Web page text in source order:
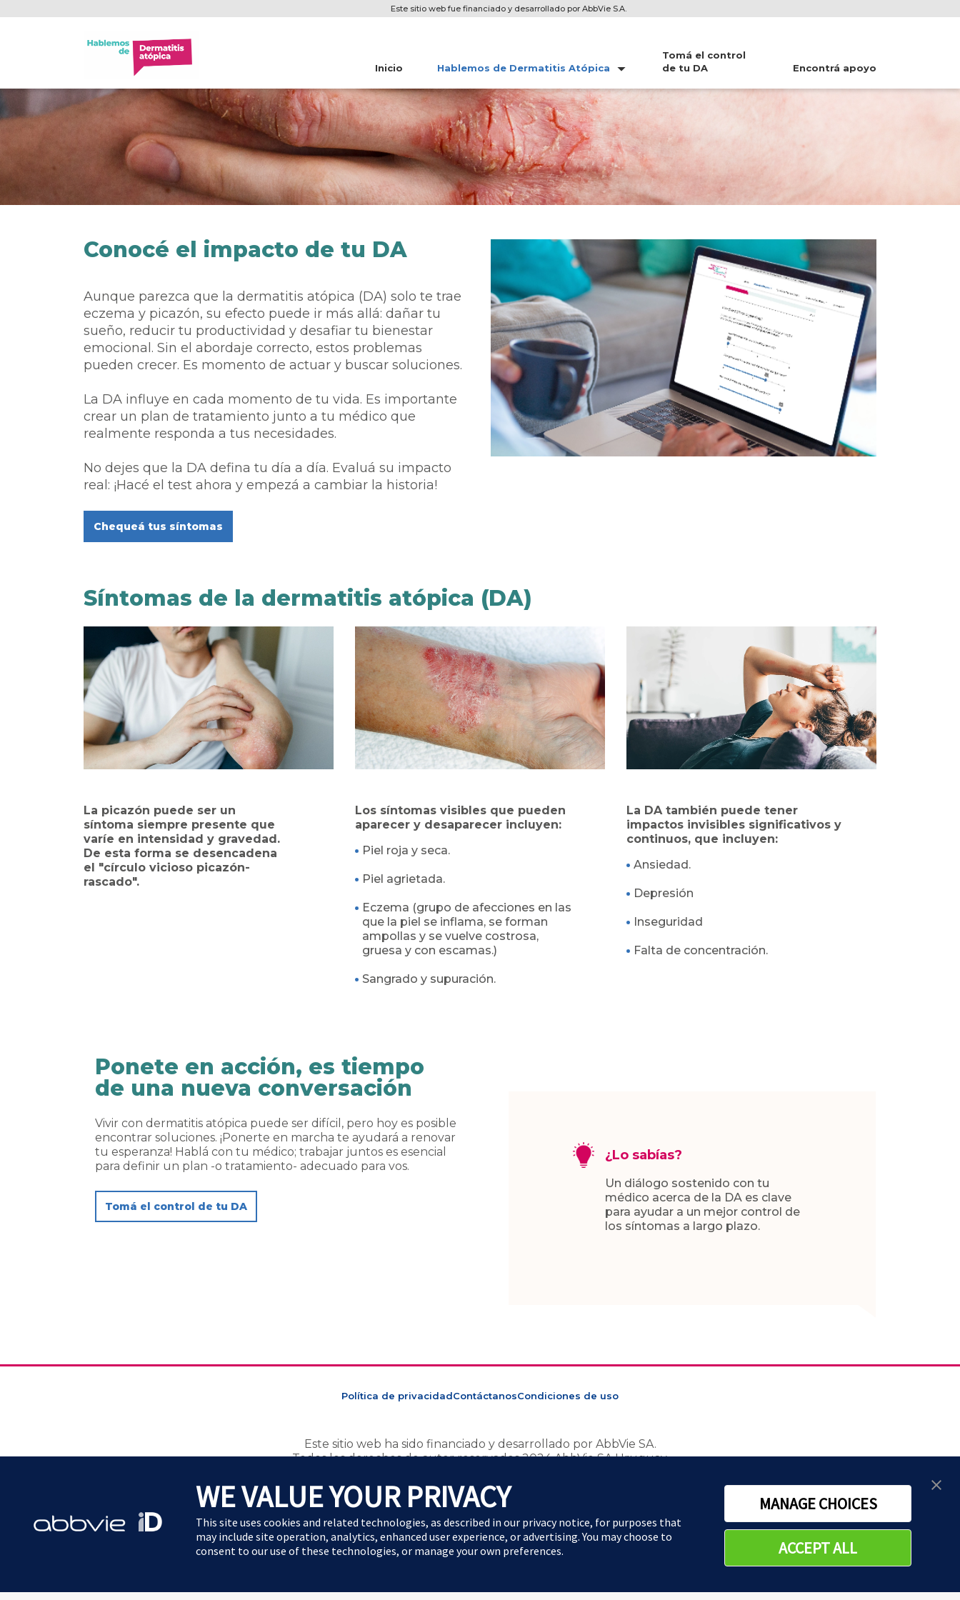
Este sitio web fue financiado y desarrollado por AbbVie S.A.
Inicio Hablemos de Dermatitis Atópica
Tomá el control
de tu DA
Encontrá apoyo
Conocé el impacto de tu DA
Aunque parezca que la dermatitis atópica (DA) solo te trae
eczema y picazón, su efecto puede ir más allá: dañar tu
sueño, reducir tu productividad y desafiar tu bienestar
emocional. Sin el abordaje correcto, estos problemas
pueden crecer. Es momento de actuar y buscar soluciones.
La DA influye en cada momento de tu vida. Es importante
crear un plan de tratamiento junto a tu médico que
realmente responda a tus necesidades.
No dejes que la DA defina tu día a día. Evaluá su impacto
real: ¡Hacé el test ahora y empezá a cambiar la historia!
Chequeá tus síntomas
Síntomas de la dermatitis atópica (DA)
La picazón puede ser un
síntoma siempre presente que
varíe en intensidad y gravedad.
De esta forma se desencadena
el "círculo vicioso picazón-
rascado".
Los síntomas visibles que pueden
aparecer y desaparecer incluyen:
Piel roja y seca.
Piel agrietada.
Eczema (grupo de afecciones en las
que la piel se inflama, se forman
ampollas y se vuelve costrosa,
gruesa y con escamas.)
Sangrado y supuración.
La DA también puede tener
impactos invisibles significativos y
continuos, que incluyen:
Ansiedad.
Depresión
Inseguridad
Falta de concentración.
Ponete en acción, es tiempo
de una nueva conversación
Vivir con dermatitis atópica puede ser difícil, pero hoy es posible
encontrar soluciones. ¡Ponerte en marcha te ayudará a renovar
tu esperanza! Hablá con tu médico; trabajar juntos es esencial
para definir un plan -o tratamiento- adecuado para vos.
Tomá el control de tu DA
¿Lo sabías?
Un diálogo sostenido con tu
médico acerca de la DA es clave
para ayudar a un mejor control de
los síntomas a largo plazo.
Política de privacidadContáctanosCondiciones de uso
Este sitio web ha sido financiado y desarrollado por AbbVie SA.
Todos los derechos de autor reservados 2024 AbbVie SA Uruguay.
Ante cualquier sospecha de eventos adversos o en caso de identificarse información de seguridad, por favor contáctese con
uypv@abbvie.com
WE VALUE YOUR PRIVACY
This site uses cookies and related technologies, as described in our privacy notice, for purposes that
may include site operation, analytics, enhanced user experience, or advertising. You may choose to
consent to our use of these technologies, or manage your own preferences.
MANAGE CHOICES
ACCEPT ALL